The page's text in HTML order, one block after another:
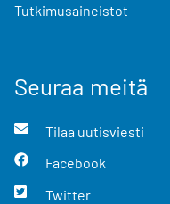
Tutkimusaineistot
Seuraa meitä
Tilaa uutisviesti
Facebook
Twitter